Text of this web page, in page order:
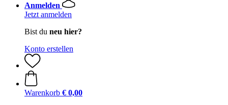
Anmelden
Jetzt anmelden
Bist du neu hier?
Konto erstellen
Warenkorb € 0,00